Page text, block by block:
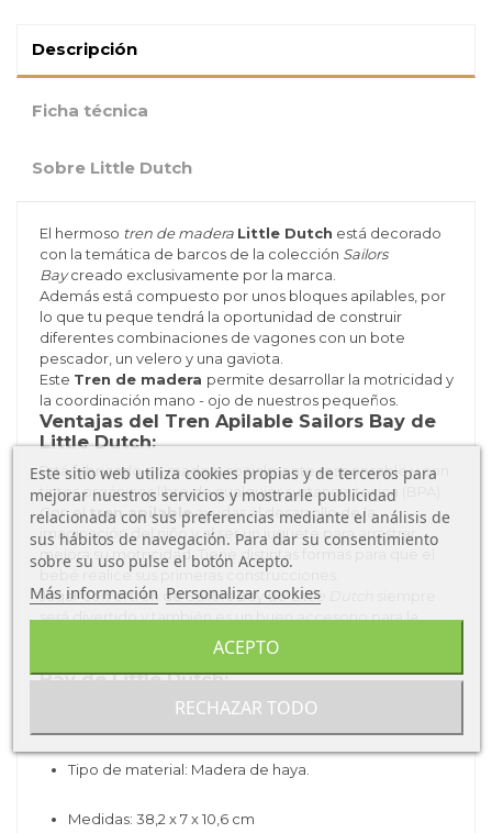
Descripción
Ficha técnica
Sobre Little Dutch
El hermoso tren de madera Little Dutch está decorado
con la temática de barcos de la colección Sailors
Bay creado exclusivamente por la marca.
Además está compuesto por unos bloques apilables, por
lo que tu peque tendrá la oportunidad de construir
diferentes combinaciones de vagones con un bote
pescador, un velero y una gaviota.
Este Tren de madera permite desarrollar la motricidad y
la coordinación mano - ojo de nuestros pequeños.
Ventajas del Tren Apilable Sailors Bay de
Little Dutch:
Está fabricado en madera socialmente responsable y con
tintes orgánicos libre de cualquier sustancia toxica (BPA).
Con eltren apilableayudas al desarrollo de la
imaginación del niño y al ser un juguete para arrastrar
mejora su motricidad. Tiene distintas formas para que el
bebé realice sus primeras construcciones.
Jugar con el tren de Sailors Bay deLittle Dutch
será divertido y también es un buen accesorio para la
decoración de la habitación.
Características del Tren Apilable Sailors
Bay de Little Dutch:
Tipo de producto: Actividades y motricidad.
Tipo de material: Madera de haya.
Medidas: 38,2 x 7 x 10,6 cm
Este sitio web utiliza cookies propias y de terceros para
mejorar nuestros servicios y mostrarle publicidad
relacionada con sus preferencias mediante el análisis de
sus hábitos de navegación. Para dar su consentimiento
sobre su uso pulse el botón Acepto.
Más información Personalizar cookies
RECHAZAR TODO
ACEPTO